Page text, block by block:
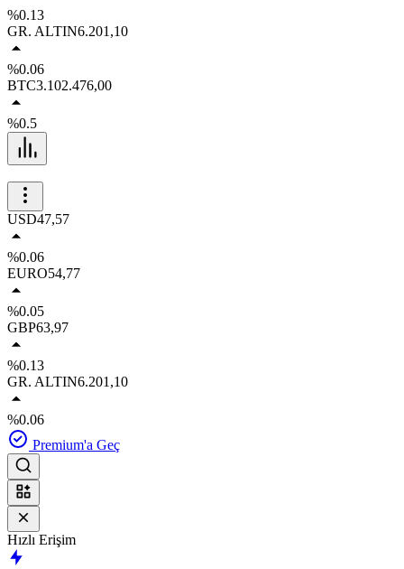
%0.13
GR. ALTIN6.201,10
%0.06
BTC3.102.476,00
%0.5
USD47,57
%0.06
EURO54,77
%0.05
GBP63,97
%0.13
GR. ALTIN6.201,10
%0.06
Premium'a Geç
Hızlı Erişim